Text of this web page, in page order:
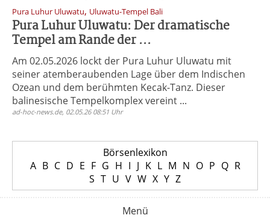
Pura Luhur Uluwatu, Uluwatu-Tempel Bali
Pura Luhur Uluwatu: Der dramatische
Tempel am Rande der ...
Am 02.05.2026 lockt der Pura Luhur Uluwatu mit
seiner atemberaubenden Lage über dem Indischen
Ozean und dem berühmten Kecak-Tanz. Dieser
balinesische Tempelkomplex vereint ...
ad-hoc-news.de, 02.05.26 08:51 Uhr
Börsenlexikon
A B C D E F G H I J K L M N O P Q R
S T U V W X Y Z
Menü